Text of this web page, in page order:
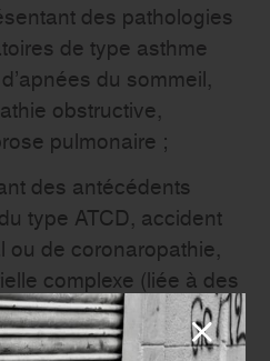
des pathologies
de type asthme
du sommeil,
obstructive,
pulmonaire ;
des antécédents
type ATCD, accident
ou de coronaropathie,
complexe (liée à des
vasculo-cérébrales
cardiaque,